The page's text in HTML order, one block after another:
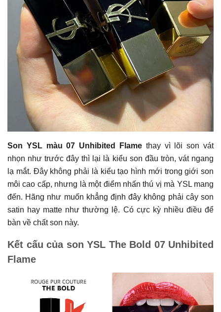
Son YSL màu 07 Unhibited Flame thay vì lõi son vát
nhọn như trước đây thì lại là kiểu son đầu tròn, vát ngang
lạ mắt. Đây không phải là kiểu tạo hình mới trong giới son
môi cao cấp, nhưng là một điểm nhấn thú vị mà YSL mang
đến. Hãng như muốn khẳng định đây không phải cây son
satin hay matte như thường lệ. Có cực kỳ nhiều điều để
bàn về chất son này.
Kết cấu của son YSL The Bold 07 Unhibited
Flame